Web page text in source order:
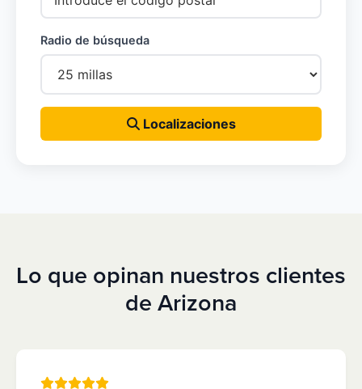
Radio de búsqueda
Localizaciones
Lo que opinan nuestros clientes
de Arizona